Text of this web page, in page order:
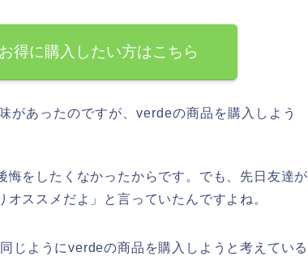
得に購入したい方はこちら
があったのですが、verdeの商品を購入しよう
をしたくなかったからです。でも、先日友達が
ススメだよ」と言っていたんですよね。
じようにverdeの商品を購入しようと考えている